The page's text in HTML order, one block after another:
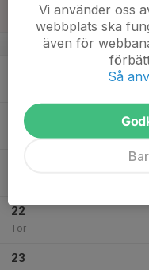
20
22
Tor
23
Vi använder oss
webbplats ska
även för
Så